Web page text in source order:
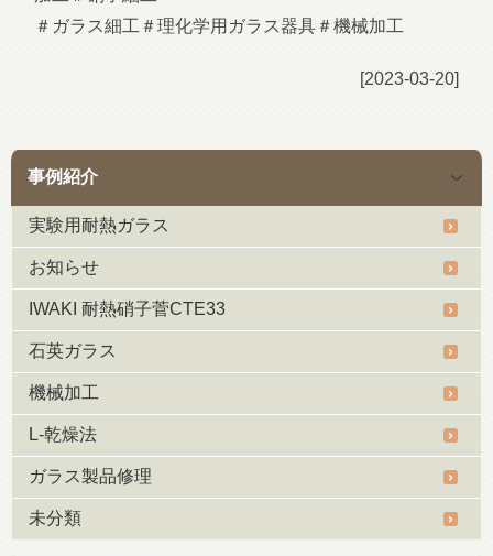
事例紹介
実験用耐熱ガラス
お知らせ
IWAKI 耐熱硝子菅CTE33
石英ガラス
機械加工
L-乾燥法
ガラス製品修理
未分類
＃ガラス細工＃理化学用ガラス器具＃機械加工
[2023-03-20]